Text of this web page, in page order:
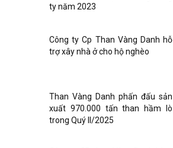
ty năm 2023
Công ty Cp Than Vàng Danh hỗ
trợ xây nhà ở cho hộ nghèo
Than Vàng Danh phấn đấu sản
xuất 970.000 tấn than hầm lò
trong Quý II/2025